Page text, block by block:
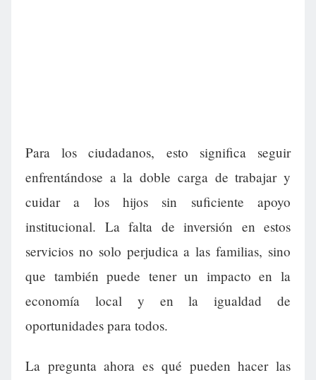
Para los ciudadanos, esto significa seguir
enfrentándose a la doble carga de trabajar y
cuidar a los hijos sin suficiente apoyo
institucional. La falta de inversión en estos
servicios no solo perjudica a las familias, sino
que también puede tener un impacto en la
economía local y en la igualdad de
oportunidades para todos.
La pregunta ahora es qué pueden hacer las